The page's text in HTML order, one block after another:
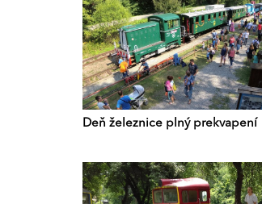
Deň železnice plný prekvapení